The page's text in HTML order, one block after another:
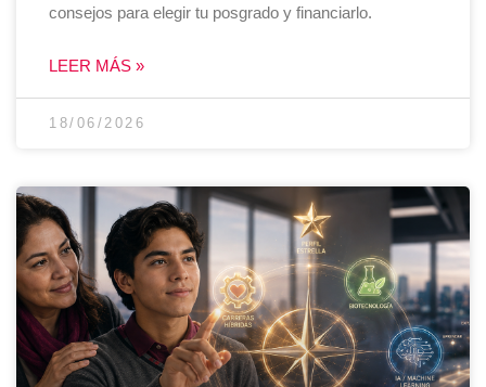
consejos para elegir tu posgrado y financiarlo.
LEER MÁS »
18/06/2026